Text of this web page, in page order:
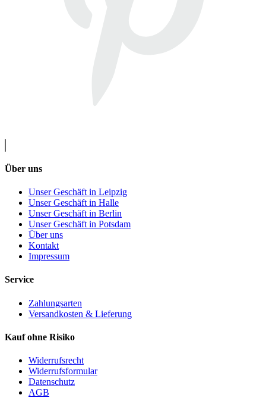
Über uns
Unser Geschäft in Leipzig
Unser Geschäft in Halle
Unser Geschäft in Berlin
Unser Geschäft in Potsdam
Über uns
Kontakt
Impressum
Service
Zahlungsarten
Versandkosten & Lieferung
Kauf ohne Risiko
Widerrufsrecht
Widerrufsformular
Datenschutz
AGB